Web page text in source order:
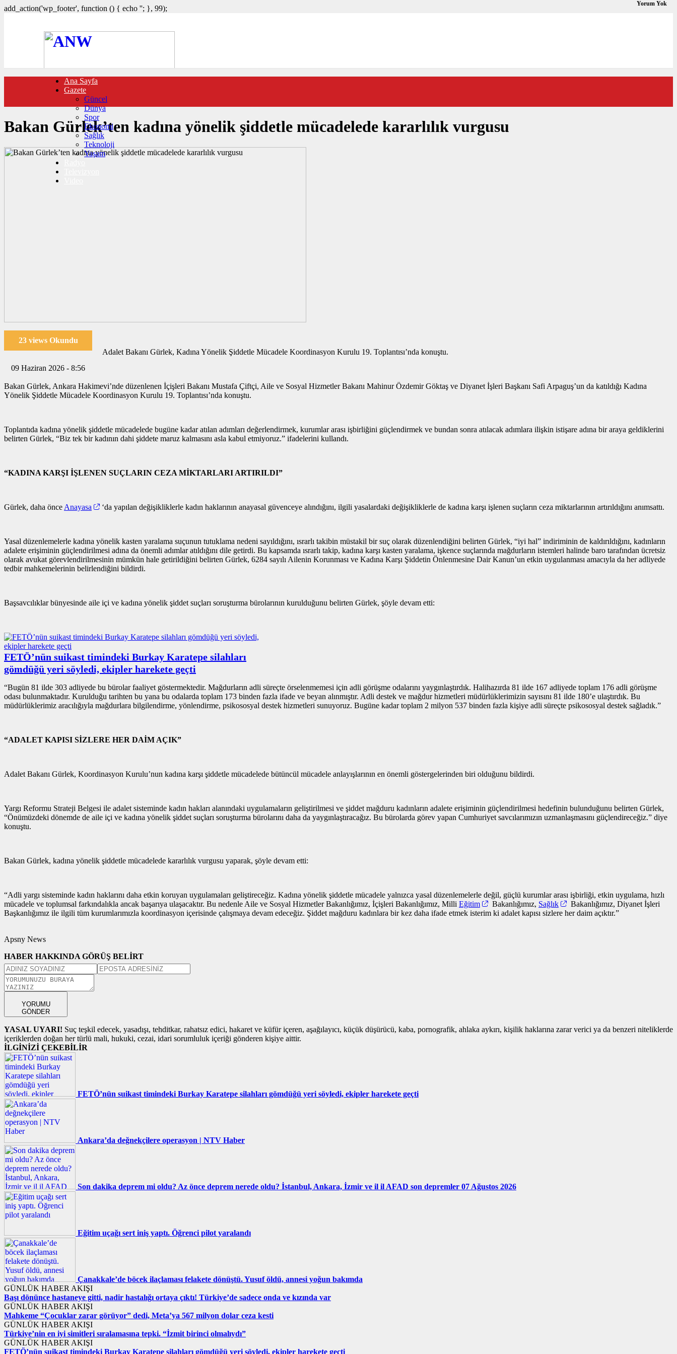
add_action('wp_footer', function () { echo ''; }, 99);
FOTO GALERİ
VIDEO GALERİ
TRAFİK DURUMU
NÖBETÇİ ECZANELER
CANLI SONUÇLAR
HABER GÖNDER
BURÇLAR
İLETİŞİM
Ana Sayfa
Gazete
Güncel
Dünya
Spor
Ekonomi
Sağlık
Teknoloji
Yaşam
Bakan Gürlek’ten kadına yönelik şiddetle mücadelede kararlılık vurgusu
23 views Okundu
09 Haziran 2026 - 8:56
Adalet Bakanı Gürlek, Kadına Yönelik Şiddetle Mücadele Koordinasyon Kurulu 19. Toplantısı’nda konuştu.
Bakan Gürlek, Ankara Hakimevi’nde düzenlenen İçişleri Bakanı Mustafa Çiftçi, Aile ve Sosyal Hizmetler Bakanı Mahinur Özdemir Göktaş ve Diyanet İşleri Başkanı Safi Arpaguş’un da katıldığı Kadına
Yönelik Şiddetle Mücadele Koordinasyon Kurulu 19. Toplantısı’nda konuştu.
Toplantıda kadına yönelik şiddetle mücadelede bugüne kadar atılan adımları değerlendirmek, kurumlar arası işbirliğini güçlendirmek ve bundan sonra atılacak adımlara ilişkin istişare adına bir araya geldiklerini
belirten Gürlek, “Biz tek bir kadının dahi şiddete maruz kalmasını asla kabul etmiyoruz.” ifadelerini kullandı.
“KADINA KARŞI İŞLENEN SUÇLARIN CEZA MİKTARLARI ARTIRILDI”
Gürlek, daha önce Anayasa ‘da yapılan değişikliklerle kadın haklarının anayasal güvenceye alındığını, ilgili yasalardaki değişikliklerle de kadına karşı işlenen suçların ceza miktarlarının artırıldığını anımsattı.
Yasal düzenlemelerle kadına yönelik kasten yaralama suçunun tutuklama nedeni sayıldığını, ısrarlı takibin müstakil bir suç olarak düzenlendiğini belirten Gürlek, “iyi hal” indiriminin de kaldırıldığını, kadınların
adalete erişiminin güçlendirilmesi adına da önemli adımlar atıldığını dile getirdi. Bu kapsamda ısrarlı takip, kadına karşı kasten yaralama, işkence suçlarında mağdurların istemleri halinde baro tarafından ücretsiz
olarak avukat görevlendirilmesinin mümkün hale getirildiğini belirten Gürlek, 6284 sayılı Ailenin Korunması ve Kadına Karşı Şiddetin Önlenmesine Dair Kanun’un etkin uygulanması amacıyla da her adliyede
tedbir mahkemelerinin belirlendiğini bildirdi.
Başsavcılıklar bünyesinde aile içi ve kadına yönelik şiddet suçları soruşturma bürolarının kurulduğunu belirten Gürlek, şöyle devam etti:
FETÖ’nün suikast timindeki Burkay Karatepe silahları
gömdüğü yeri söyledi, ekipler harekete geçti
“Bugün 81 ilde 303 adliyede bu bürolar faaliyet göstermektedir. Mağdurların adli süreçte örselenmemesi için adli görüşme odalarını yaygınlaştırdık. Halihazırda 81 ilde 167 adliyede toplam 176 adli görüşme
odası bulunmaktadır. Kurulduğu tarihten bu yana bu odalarda toplam 173 binden fazla ifade ve beyan alınmıştır. Adli destek ve mağdur hizmetleri müdürlüklerimizin sayısını 81 ilde 180’e ulaştırdık. Bu
müdürlüklerimiz aracılığıyla mağdurlara bilgilendirme, yönlendirme, psikososyal destek hizmetleri sunuyoruz. Bugüne kadar toplam 2 milyon 537 binden fazla kişiye adli süreçte psikososyal destek sağladık.”
“ADALET KAPISI SİZLERE HER DAİM AÇIK”
Adalet Bakanı Gürlek, Koordinasyon Kurulu’nun kadına karşı şiddetle mücadelede bütüncül mücadele anlayışlarının en önemli göstergelerinden biri olduğunu bildirdi.
Yargı Reformu Strateji Belgesi ile adalet sisteminde kadın hakları alanındaki uygulamaların geliştirilmesi ve şiddet mağduru kadınların adalete erişiminin güçlendirilmesi hedefinin bulunduğunu belirten Gürlek,
“Önümüzdeki dönemde de aile içi ve kadına yönelik şiddet suçları soruşturma bürolarını daha da yaygınlaştıracağız. Bu bürolarda görev yapan Cumhuriyet savcılarımızın uzmanlaşmasını güçlendireceğiz.” diye
konuştu.
Bakan Gürlek, kadına yönelik şiddetle mücadelede kararlılık vurgusu yaparak, şöyle devam etti:
“Adli yargı sisteminde kadın haklarını daha etkin koruyan uygulamaları geliştireceğiz. Kadına yönelik şiddetle mücadele yalnızca yasal düzenlemelerle değil, güçlü kurumlar arası işbirliği, etkin uygulama, hızlı
mücadele ve toplumsal farkındalıkla ancak başarıya ulaşacaktır. Bu nedenle Aile ve Sosyal Hizmetler Bakanlığımız, İçişleri Bakanlığımız, Milli Eğitim Bakanlığımız, Sağlık
Bakanlığımız, Diyanet İşleri
Başkanlığımız ile ilgili tüm kurumlarımızla koordinasyon içerisinde çalışmaya devam edeceğiz. Şiddet mağduru kadınlara bir kez daha ifade etmek isterim ki adalet kapısı sizlere her daim açıktır.”
Apsny News
HABER HAKKINDA GÖRÜŞ BELİRT
Yorum Yok
YORUMU
GÖNDER
YASAL UYARI! Suç teşkil edecek, yasadışı, tehditkar, rahatsız edici, hakaret ve küfür içeren, aşağılayıcı, küçük düşürücü, kaba, pornografik, ahlaka aykırı, kişilik haklarına zarar verici ya da benzeri niteliklerde
içeriklerden doğan her türlü mali, hukuki, cezai, idari sorumluluk içeriği gönderen kişiye aittir.
İLGİNİZİ ÇEKEBİLİR
FETÖ’nün suikast timindeki Burkay Karatepe silahları gömdüğü yeri söyledi, ekipler harekete geçti
Ankara’da değnekçilere operasyon | NTV Haber
Son dakika deprem mi oldu? Az önce deprem nerede oldu? İstanbul, Ankara, İzmir ve il il AFAD son depremler 07 Ağustos 2026
Eğitim uçağı sert iniş yaptı. Öğrenci pilot yaralandı
Çanakkale’de böcek ilaçlaması felakete dönüştü. Yusuf öldü, annesi yoğun bakımda
GÜNLÜK HABER AKIŞI
Başı dönünce hastaneye gitti, nadir hastalığı ortaya çıktı! Türkiye’de sadece onda ve kızında var
GÜNLÜK HABER AKIŞI
Mahkeme “Çocuklar zarar görüyor” dedi, Meta’ya 567 milyon dolar ceza kesti
GÜNLÜK HABER AKIŞI
Türkiye’nin en iyi simitleri sıralamasına tepki. “İzmit birinci olmalıydı”
GÜNLÜK HABER AKIŞI
FETÖ’nün suikast timindeki Burkay Karatepe silahları gömdüğü yeri söyledi, ekipler harekete geçti